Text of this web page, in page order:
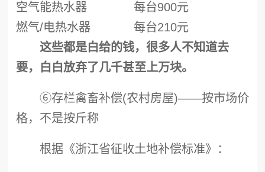
空气能热水器
每台900元
燃气/电热水器
每台210元
这些都是白给的钱，很多人不知道去
要，白白放弃了几千甚至上万块。
⑥存栏禽畜补偿(农村房屋)——按市场价
格，不是按斤称
根据《浙江省征收土地补偿标准》：